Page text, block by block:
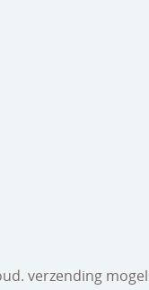
verzending